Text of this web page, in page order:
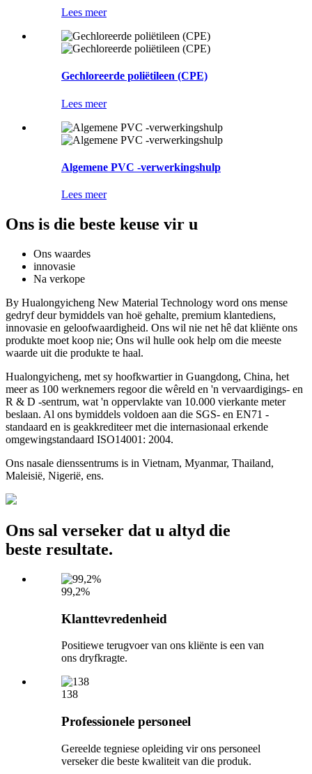
Lees meer
Gechloreerde poliëtileen (CPE)
Lees meer
Algemene PVC -verwerkingshulp
Lees meer
Ons is die beste keuse vir u
Ons waardes
innovasie
Na verkope
By Hualongyicheng New Material Technology word ons mense
gedryf deur bymiddels van hoë gehalte, premium klantediens,
innovasie en geloofwaardigheid. Ons wil nie net hê dat kliënte ons
produkte moet koop nie; Ons wil hulle ook help om die meeste
waarde uit die produkte te haal.
Hualongyicheng, met sy hoofkwartier in Guangdong, China, het
meer as 100 werknemers regoor die wêreld en 'n vervaardigings- en
R & D -sentrum, wat 'n oppervlakte van 10.000 vierkante meter
beslaan. Al ons bymiddels voldoen aan die SGS- en EN71 -
standaard en is geakkrediteer met die internasionaal erkende
omgewingstandaard ISO14001: 2004.
Ons nasale dienssentrums is in Vietnam, Myanmar, Thailand,
Maleisië, Nigerië, ens.
Ons sal verseker dat u altyd die
beste resultate.
99,2%
Klanttevredenheid
Positiewe terugvoer van ons kliënte is een van
ons dryfkragte.
138
Professionele personeel
Gereelde tegniese opleiding vir ons personeel
verseker die beste kwaliteit van die produk.